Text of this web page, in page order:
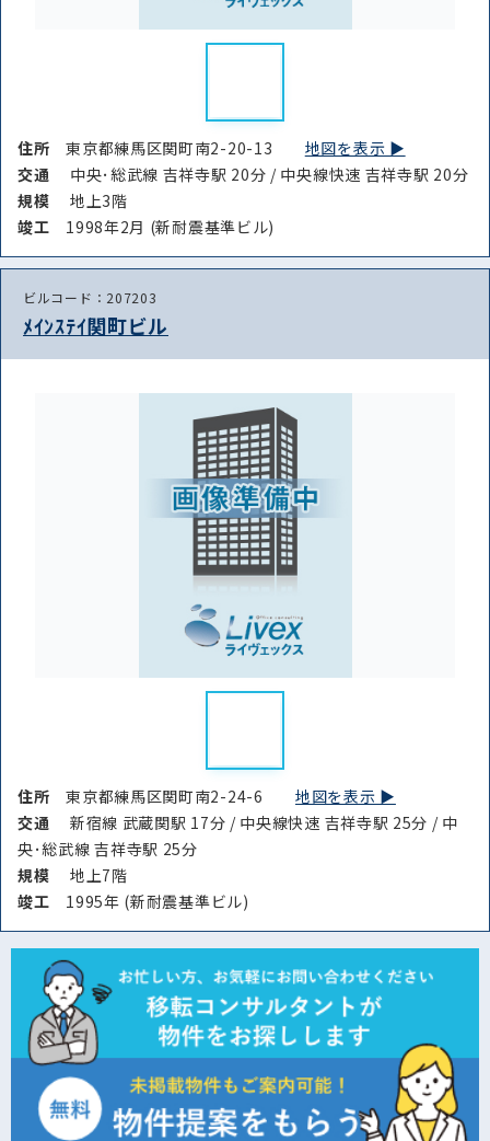
住所 路線・駅
条件を絞り込む
住所東京都練馬区関町南2-20-13 地図を表示 ▶︎
交通
中央･総武線 吉祥寺駅 20分 / 中央線快速 吉祥寺駅 20分
規模
地上3階
竣⼯ 1998年2月 (新耐震基準ビル)
ビルコード：207203
ﾒｲﾝｽﾃｲ関町ビル
住所東京都練馬区関町南2-24-6地図を表示 ▶︎
交通
新宿線 武蔵関駅 17分 / 中央線快速 吉祥寺駅 25分 / 中
央･総武線 吉祥寺駅 25分
規模
地上7階
竣⼯ 1995年 (新耐震基準ビル)